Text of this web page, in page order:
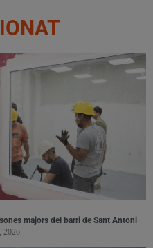
majors del barri de Sant Antoni
2026